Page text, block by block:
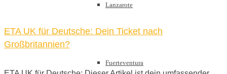
Lanzarote
Fuerteventura
ETA UK für Deutsche: Dein Ticket nach
Großbritannien?